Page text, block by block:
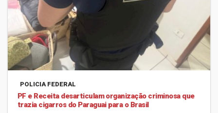
POLICIA FEDERAL
PF e Receita desarticulam organização criminosa que
trazia cigarros do Paraguai para o Brasil